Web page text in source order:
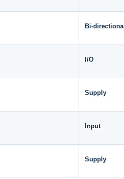
Bi-
I/O
Supply
Input
Supply